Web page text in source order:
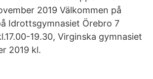
2019 Välkommen på
Idrottsgymnasiet Örebro 7
19.30, Virginska gymnasiet
2019 kl.